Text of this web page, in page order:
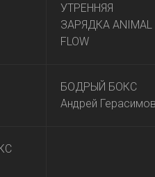
УТРЕННЯЯ
ЗАРЯДКА ANIMAL
FLOW
БОДРЫЙ БОКС
Андрей Герасимов